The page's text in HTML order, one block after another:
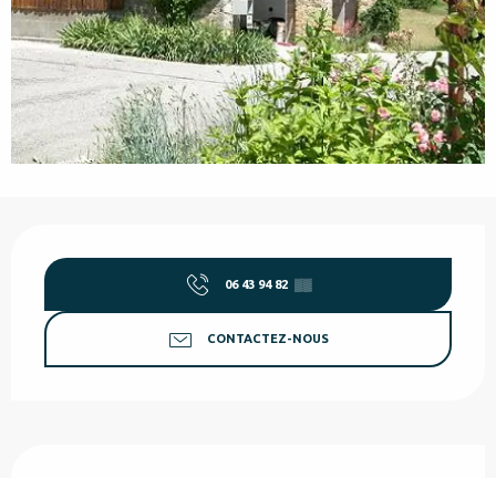
06 43 94 82 ▒▒
CONTACTEZ-NOUS